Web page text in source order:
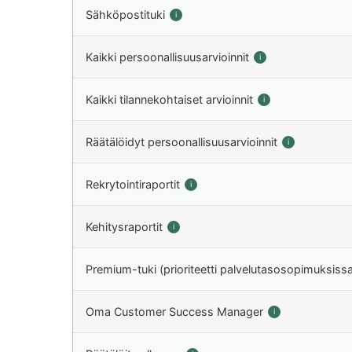
Sähköpostituki i
Kaikki persoonallisuusarvioinnit i
Kaikki tilannekohtaiset arvioinnit i
Räätälöidyt persoonallisuusarvioinnit i
Rekrytointiraportit i
Kehitysraportit i
Premium-tuki (prioriteetti
Oma Customer Success Manager i